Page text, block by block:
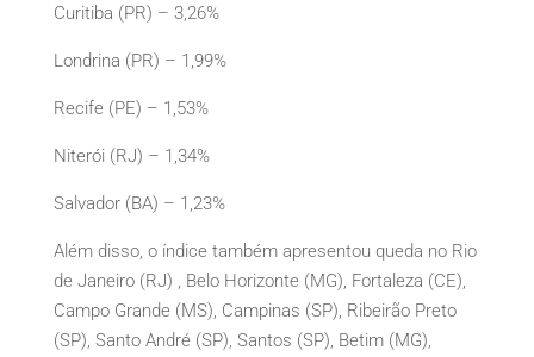
Curitiba (PR) – 3,26%
Londrina (PR) – 1,99%
Recife (PE) – 1,53%
Niterói (RJ) – 1,34%
Salvador (BA) – 1,23%
Além disso, o índice também apresentou queda no Rio
de Janeiro (RJ) , Belo Horizonte (MG), Fortaleza (CE),
Campo Grande (MS), Campinas (SP), Ribeirão Preto
(SP), Santo André (SP), Santos (SP), Betim (MG),